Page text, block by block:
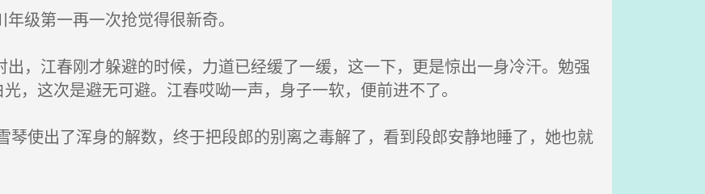
级第一再一次抢觉得很新奇。
，江春刚才躲避的时候，力道已经缓了一缓，这一下，更是惊出一身冷汗。勉强
，这次是避无可避。江春哎呦一声，身子一软，便前进不了。
使出了浑身的解数，终于把段郎的别离之毒解了，看到段郎安静地睡了，她也就